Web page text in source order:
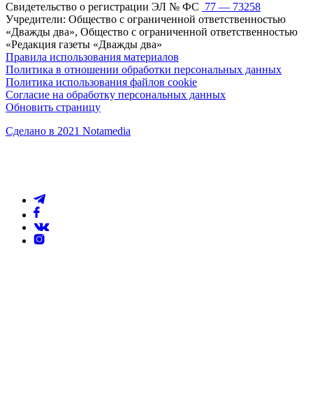
Свидетельство о регистрации ЭЛ № ФС 77 — 73258
Учредители: Общество с ограниченной ответственностью
«Дважды два», Общество с ограниченной ответственностью
«Редакция газеты «Дважды два»
Правила использования материалов
Политика в отношении обработки персональных данных
Политика использования файлов cookie
Согласие на обработку персональных данных
Обновить страницу
Сделано в 2021 Notamedia